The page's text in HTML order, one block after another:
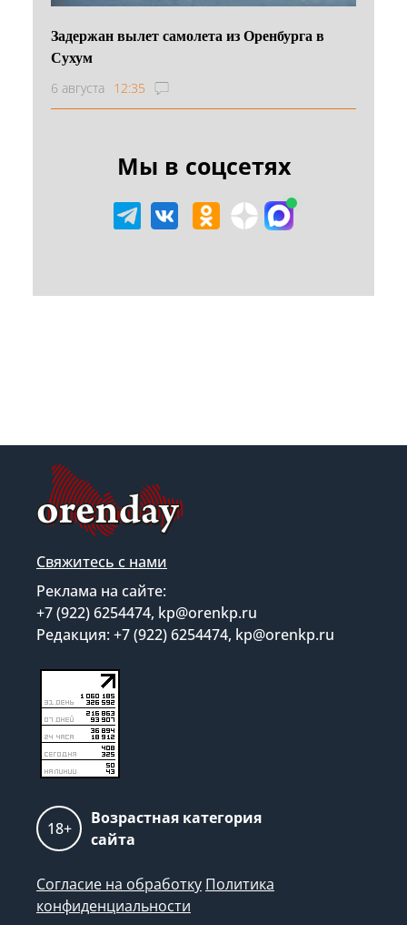
Задержан вылет самолета из Оренбурга в
Сухум
6 августа 12:35
Мы в соцсетях
Свяжитесь с нами
Реклама на сайте:
+7 (922) 6254474, kp@orenkp.ru
Редакция: +7 (922) 6254474, kp@orenkp.ru
18+
Возрастная категория
сайта
Согласие на обработку Политика
конфиденциальности